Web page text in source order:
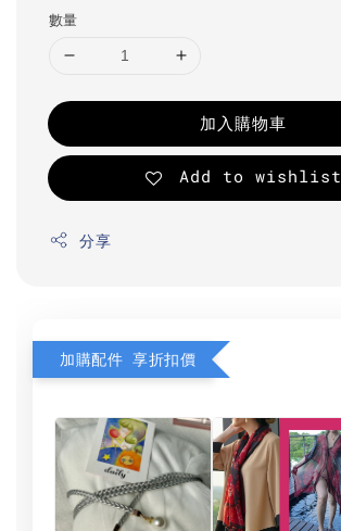
數量
加入購物車
Add to wishlist
分享
加購配件 享折扣價